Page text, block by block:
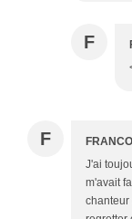
F
F
J'ai
m'avait
chanteur